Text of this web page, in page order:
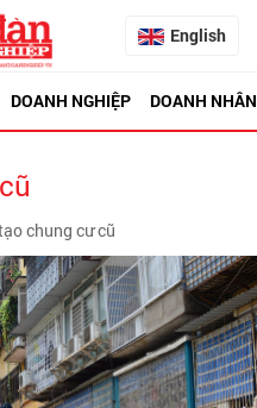
English
DOANH NGHIỆP DOANH NHÂN
chung cư cũ